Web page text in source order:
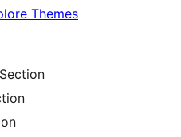
Themes